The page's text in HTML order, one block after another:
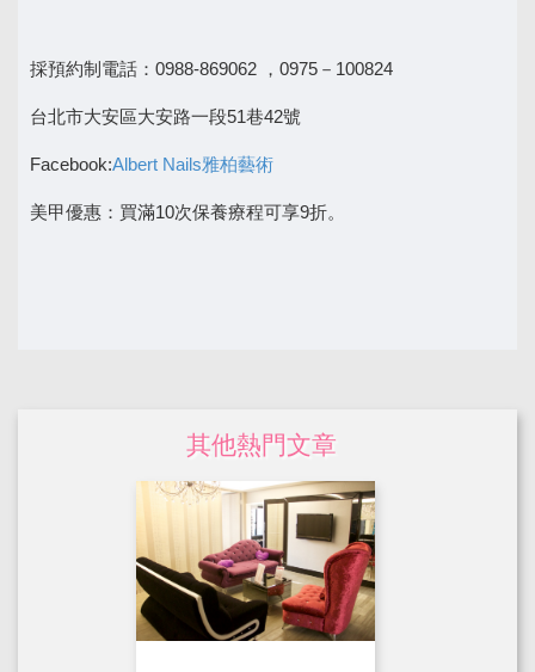
採預約制電話：0988-869062 ，0975－100824
台北市大安區大安路一段51巷42號
Facebook:Albert Nails雅柏藝術
美甲優惠：買滿10次保養療程可享9折。
其他熱門文章